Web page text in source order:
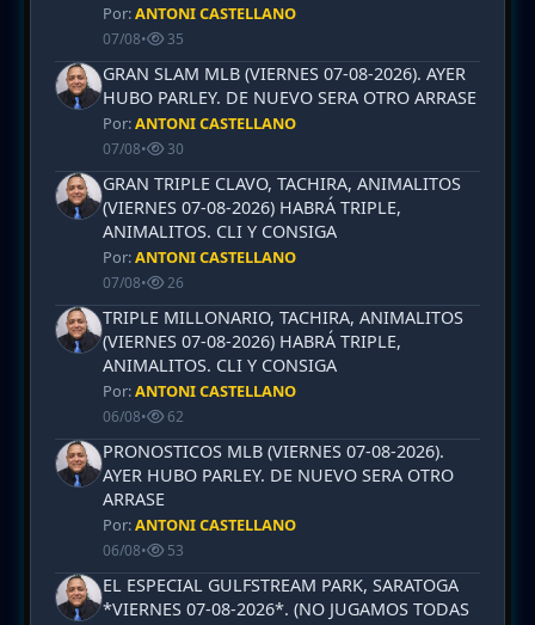
Por:ANTONI CASTELLANO
07/08• 35
GRAN SLAM MLB (VIERNES 07-08-2026). AYER
HUBO PARLEY. DE NUEVO SERA OTRO ARRASE
Por:ANTONI CASTELLANO
07/08• 30
GRAN TRIPLE CLAVO, TACHIRA, ANIMALITOS
(VIERNES 07-08-2026) HABRÁ TRIPLE,
ANIMALITOS. CLI Y CONSIGA
Por:ANTONI CASTELLANO
07/08• 26
TRIPLE MILLONARIO, TACHIRA, ANIMALITOS
(VIERNES 07-08-2026) HABRÁ TRIPLE,
ANIMALITOS. CLI Y CONSIGA
Por:ANTONI CASTELLANO
06/08• 62
PRONOSTICOS MLB (VIERNES 07-08-2026).
AYER HUBO PARLEY. DE NUEVO SERA OTRO
ARRASE
Por:ANTONI CASTELLANO
06/08• 53
EL ESPECIAL GULFSTREAM PARK, SARATOGA
*VIERNES 07-08-2026*. (NO JUGAMOS TODAS